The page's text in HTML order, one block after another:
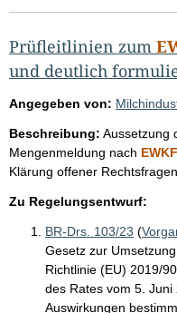
Prüfleitlinien zum
und deutlich
Angegeben von:
Beschreibung: Aussetzung
Mengenmeldung nach
Klärung offener
Zu Regelungsentwurf:
BR-Drs. 103/23 (
Gesetz zur
Richtlinie (EU) 2019/
des Rates vom 5.
Auswirkungen